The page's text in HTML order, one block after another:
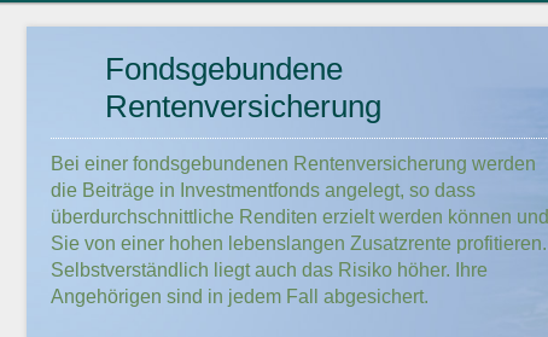
Fondsgebundene
Rentenversicherung
Bei einer fondsgebundenen Rentenversicherung werden
die Beiträge in Investmentfonds angelegt, so dass
überdurchschnittliche Renditen erzielt werden können und
Sie von einer hohen lebenslangen Zusatzrente profitieren.
Selbstverständlich liegt auch das Risiko höher. Ihre
Angehörigen sind in jedem Fall abgesichert.